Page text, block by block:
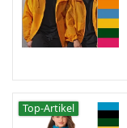
Top-Artikel